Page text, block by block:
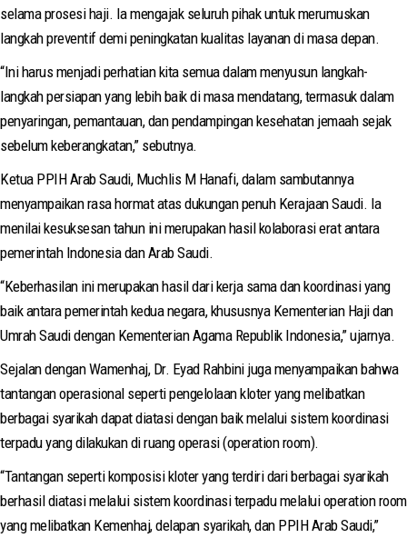
selama prosesi haji. Ia mengajak seluruh pihak untuk merumuskan
langkah preventif demi peningkatan kualitas layanan di masa depan.
“Ini harus menjadi perhatian kita semua dalam menyusun langkah-
langkah persiapan yang lebih baik di masa mendatang, termasuk dalam
penyaringan, pemantauan, dan pendampingan kesehatan jemaah sejak
sebelum keberangkatan,” sebutnya.
Ketua PPIH Arab Saudi, Muchlis M Hanafi, dalam sambutannya
menyampaikan rasa hormat atas dukungan penuh Kerajaan Saudi. Ia
menilai kesuksesan tahun ini merupakan hasil kolaborasi erat antara
pemerintah Indonesia dan Arab Saudi.
“Keberhasilan ini merupakan hasil dari kerja sama dan koordinasi yang
baik antara pemerintah kedua negara, khususnya Kementerian Haji dan
Umrah Saudi dengan Kementerian Agama Republik Indonesia,” ujarnya.
Sejalan dengan Wamenhaj, Dr. Eyad Rahbini juga menyampaikan bahwa
tantangan operasional seperti pengelolaan kloter yang melibatkan
berbagai syarikah dapat diatasi dengan baik melalui sistem koordinasi
terpadu yang dilakukan di ruang operasi (operation room).
“Tantangan seperti komposisi kloter yang terdiri dari berbagai syarikah
berhasil diatasi melalui sistem koordinasi terpadu melalui operation room
yang melibatkan Kemenhaj, delapan syarikah, dan PPIH Arab Saudi,”